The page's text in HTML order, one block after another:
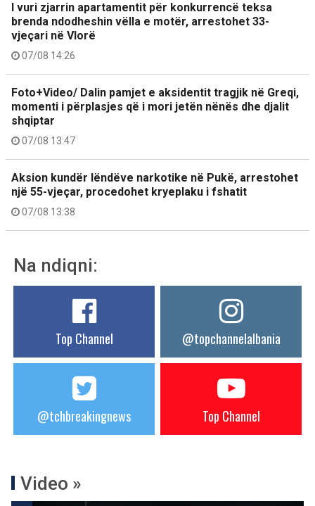
I vuri zjarrin apartamentit për konkurrencë teksa
brenda ndodheshin vëlla e motër, arrestohet 33-
vjeçari në Vlorë
07/08 14:26
Foto+Video/ Dalin pamjet e aksidentit tragjik në Greqi,
momenti i përplasjes që i mori jetën nënës dhe djalit
shqiptar
07/08 13:47
Aksion kundër lëndëve narkotike në Pukë, arrestohet
një 55-vjeçar, procedohet kryeplaku i fshatit
07/08 13:38
Na ndiqni:
Top Channel @topchannelalbania
@tchbreakingnews Top Channel
Video »